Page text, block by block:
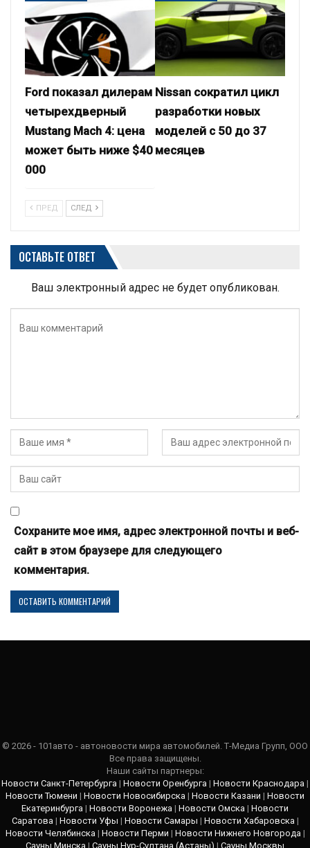
Ford показал дилерам
четырехдверный
Mustang Mach 4: цена
может быть ниже $40
000
Nissan сократил цикл
разработки новых
моделей с 50 до 37
месяцев
ПРЕД СЛЕД
ОСТАВЬТЕ ОТВЕТ
Ваш электронный адрес не будет опубликован.
Сохраните мое имя, адрес электронной почты и веб-
сайт в этом браузере для следующего
комментария.
© 2026 - 101авто - автоновости мира автомобилей. Т-Медиа Групп, ООО
Все права защищены.
Наши сайты партнеры:
Новости Санкт-Петербурга | Новости Оренбурга | Новости Краснодара |
Новости Тюмени | Новости Новосибирска | Новости Казани | Новости
Екатеринбурга | Новости Воронежа | Новости Омска | Новости
Саратова | Новости Уфы | Новости Самары | Новости Хабаровска |
Новости Челябинска | Новости Перми | Новости Нижнего Новгорода |
Сауны Минска | Сауны Нур-Султана (Астаны) | Сауны Москвы